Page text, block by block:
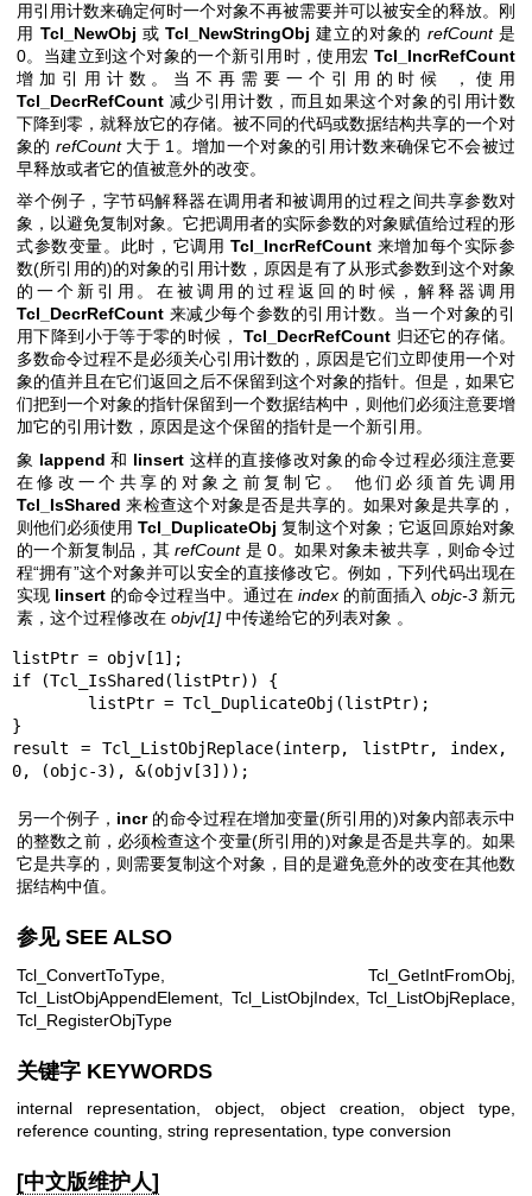
用引用计数来确定何时一个对象不再被需要并可以被安全的释放。刚
用 Tcl_NewObj 或Tcl_NewStringObj 建立的对象的refCount是
0。当建立到这个对象的一个新引用时，使用宏 Tcl_IncrRefCount
增加引用计数。当不再需要一个引用的时候 ，使用
Tcl_DecrRefCount 减少引用计数，而且如果这个对象的引用计数
下降到零，就释放它的存储。被不同的代码或数据结构共享的一个对
象的 refCount大于 1。增加一个对象的引用计数来确保它不会被过
早释放或者它的值被意外的改变。
举个例子，字节码解释器在调用者和被调用的过程之间共享参数对
象，以避免复制对象。它把调用者的实际参数的对象赋值给过程的形
式参数变量。此时，它调用Tcl_IncrRefCount 来增加每个实际参
数(所引用的)的对象的引用计数，原因是有了从形式参数到这个对象
的一个新引用。在被调用的过程返回的时候，解释器调用
Tcl_DecrRefCount 来减少每个参数的引用计数。当一个对象的引
用下降到小于等于零的时候，Tcl_DecrRefCount 归还它的存储。
多数命令过程不是必须关心引用计数的，原因是它们立即使用一个对
象的值并且在它们返回之后不保留到这个对象的指针。但是，如果它
们把到一个对象的指针保留到一个数据结构中，则他们必须注意要增
加它的引用计数，原因是这个保留的指针是一个新引用。
象 lappend 和 linsert 这样的直接修改对象的命令过程必须注意要
在修改一个共享的对象之前复制它。 他们必须首先调用
Tcl_IsShared 来检查这个对象是否是共享的。如果对象是共享的，
则他们必须使用Tcl_DuplicateObj 复制这个对象；它返回原始对象
的一个新复制品，其refCount是 0。如果对象未被共享，则命令过
程“拥有”这个对象并可以安全的直接修改它。例如，下列代码出现在
实现 linsert 的命令过程当中。通过在 index 的前面插入 objc-3 新元
素，这个过程修改在 objv[1] 中传递给它的列表对象 。
listPtr = objv[1];
if (Tcl_IsShared(listPtr)) {
}
result = Tcl_ListObjReplace(interp, listPtr, index,
0, (objc-3), &(objv[3]));
另一个例子， incr的命令过程在增加变量(所引用的)对象内部表示中
的整数之前，必须检查这个变量(所引用的)对象是否是共享的。如果
它是共享的，则需要复制这个对象，目的是避免意外的改变在其他数
据结构中值。
参见 SEE ALSO
Tcl_ConvertToType, Tcl_GetIntFromObj,
Tcl_ListObjAppendElement, Tcl_ListObjIndex, Tcl_ListObjReplace,
Tcl_RegisterObjType
关键字 KEYWORDS
internal representation, object, object creation, object type,
reference counting, string representation, type conversion
[中文版维护人]